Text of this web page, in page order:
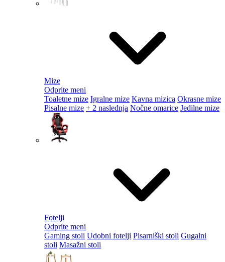
Mize
Odprite meni
Toaletne mize Igralne mize Kavna mizica Okrasne mize
Pisalne mize + 2 naslednja Nočne omarice Jedilne mize
Fotelji
Odprite meni
Gaming stoli Udobni fotelji Pisarniški stoli Gugalni
stoli Masažni stoli